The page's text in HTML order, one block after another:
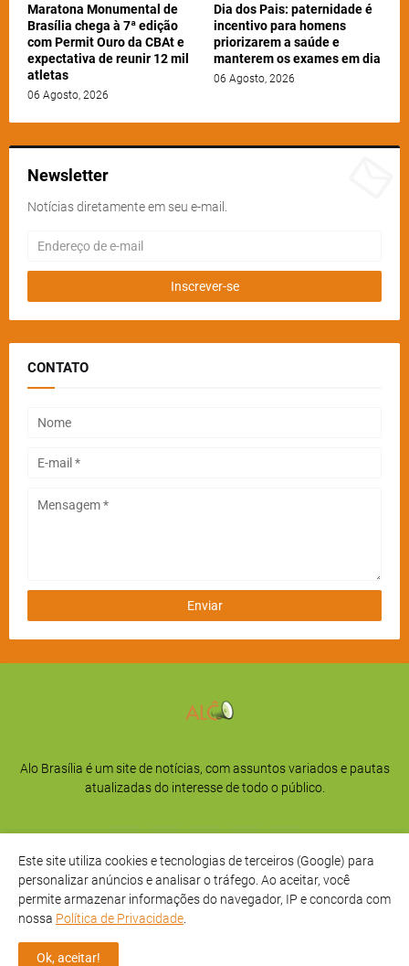
Maratona Monumental de
Brasília chega à 7ª edição
com Permit Ouro da CBAt e
expectativa de reunir 12 mil
atletas
06 Agosto, 2026
Dia dos Pais: paternidade é
incentivo para homens
priorizarem a saúde e
manterem os exames em dia
06 Agosto, 2026
Newsletter
Notícias diretamente em seu e-mail.
CONTATO
Alo Brasília é um site de notícias, com assuntos variados e pautas
atualizadas do interesse de todo o público.
Início Sobre
Este site utiliza cookies e tecnologias de terceiros (Google) para
personalizar anúncios e analisar o tráfego. Ao aceitar, você
permite armazenar informações do navegador, IP e concorda com
nossa Política de Privacidade
Ok, aceitar!